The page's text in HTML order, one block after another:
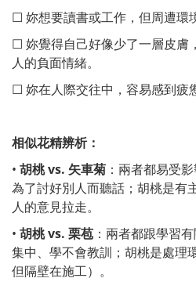
☐ 妳想要讀書或工作，但周遭環
☐ 妳覺得自己好像少了一層皮膚
人的負面情緒。
☐ 妳在人際交往中，容易感到疲
相似花精辨析：
• 胡桃vs. 矢車菊 ：兩者都易受
為了討好別人而聽話；胡桃是有
人的意見拉走。
• 胡桃vs. 栗苞 ：兩者都跟學習
集中、學不會教訓；胡桃是處理
但隔壁在施工）。